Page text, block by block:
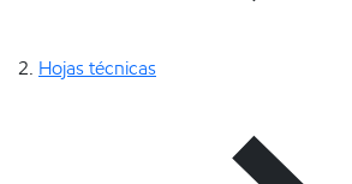
Hojas técnicas